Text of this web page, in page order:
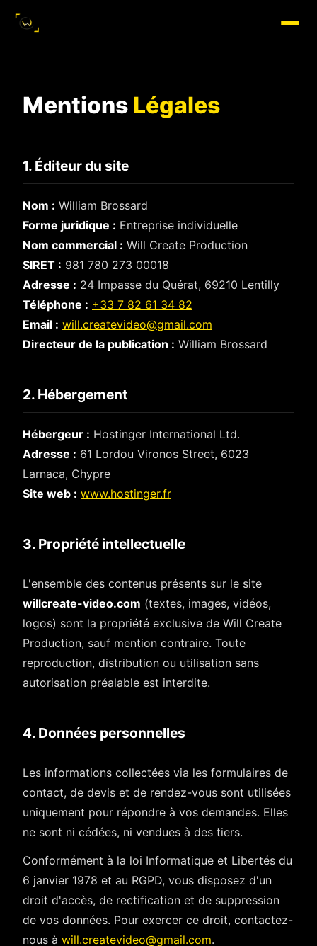
Mentions Légales
1. Éditeur du site
Nom : William Brossard
Forme juridique : Entreprise individuelle
Nom commercial : Will Create Production
SIRET : 981 780 273 00018
Adresse : 24 Impasse du Quérat, 69210 Lentilly
Téléphone : +33 7 82 61 34 82
Email : will.createvideo@gmail.com
Directeur de la publication : William Brossard
2. Hébergement
Hébergeur : Hostinger International Ltd.
Adresse : 61 Lordou Vironos Street, 6023
Larnaca, Chypre
Site web : www.hostinger.fr
3. Propriété intellectuelle
L'ensemble des contenus présents sur le site
willcreate-video.com (textes, images, vidéos,
logos) sont la propriété exclusive de Will Create
Production, sauf mention contraire. Toute
reproduction, distribution ou utilisation sans
autorisation préalable est interdite.
4. Données personnelles
Les informations collectées via les formulaires de
contact, de devis et de rendez-vous sont utilisées
uniquement pour répondre à vos demandes. Elles
ne sont ni cédées, ni vendues à des tiers.
Conformément à la loi Informatique et Libertés du
6 janvier 1978 et au RGPD, vous disposez d'un
droit d'accès, de rectification et de suppression
de vos données. Pour exercer ce droit, contactez-
nous à will.createvideo@gmail.com.